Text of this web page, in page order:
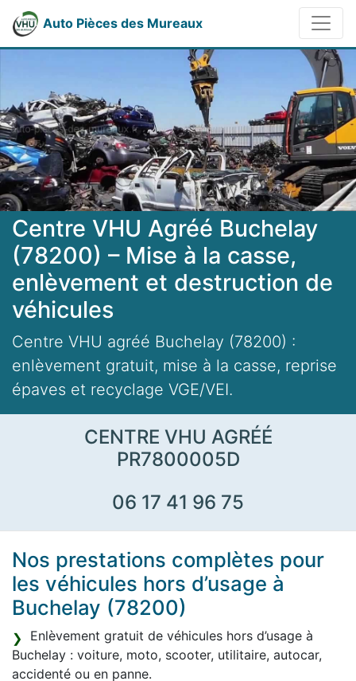
Auto Pièces des Mureaux
Centre VHU Agréé Buchelay
(78200) – Mise à la casse,
enlèvement et destruction de
véhicules
Centre VHU agréé Buchelay (78200) :
enlèvement gratuit, mise à la casse, reprise
épaves et recyclage VGE/VEI.
CENTRE VHU AGRÉÉ
PR7800005D
06 17 41 96 75
Nos prestations complètes pour
les véhicules hors d’usage à
Buchelay (78200)
Enlèvement gratuit de véhicules hors d’usage à
Buchelay : voiture, moto, scooter, utilitaire, autocar,
accidenté ou en panne.